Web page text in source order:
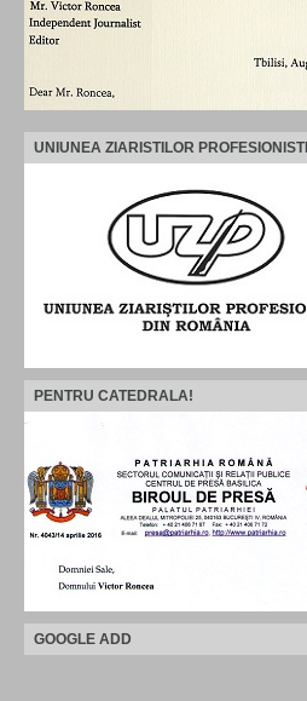
UNIUNEA ZIARISTILOR PROFESIONISTI
PENTRU CATEDRALA!
GOOGLE ADD